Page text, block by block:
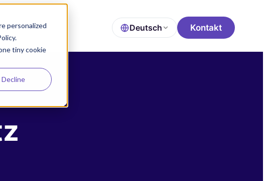
personalized
tiny cookie
Decline
Deutsch Kontakt